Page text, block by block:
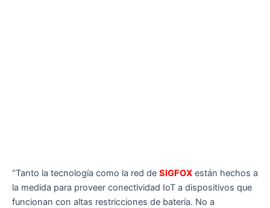
“Tanto la tecnología como la red de SIGFOX están hechos a
la medida para proveer conectividad IoT a dispositivos que
funcionan con altas restricciones de batería. No a